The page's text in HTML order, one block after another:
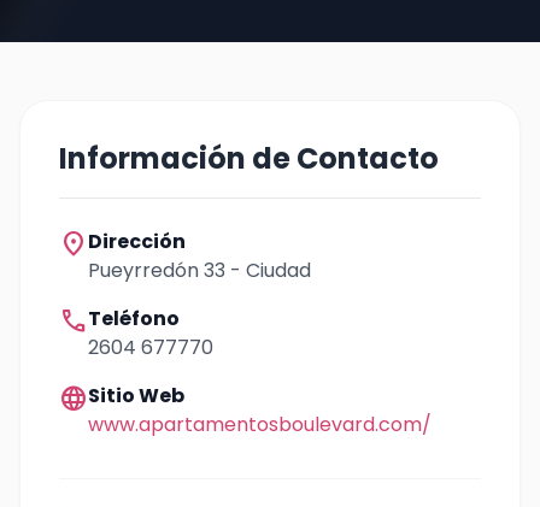
Información de Contacto
location_on Dirección
Pueyrredón 33 - Ciudad
callTeléfono
2604 677770
languageSitio Web
www.apartamentosboulevard.com/